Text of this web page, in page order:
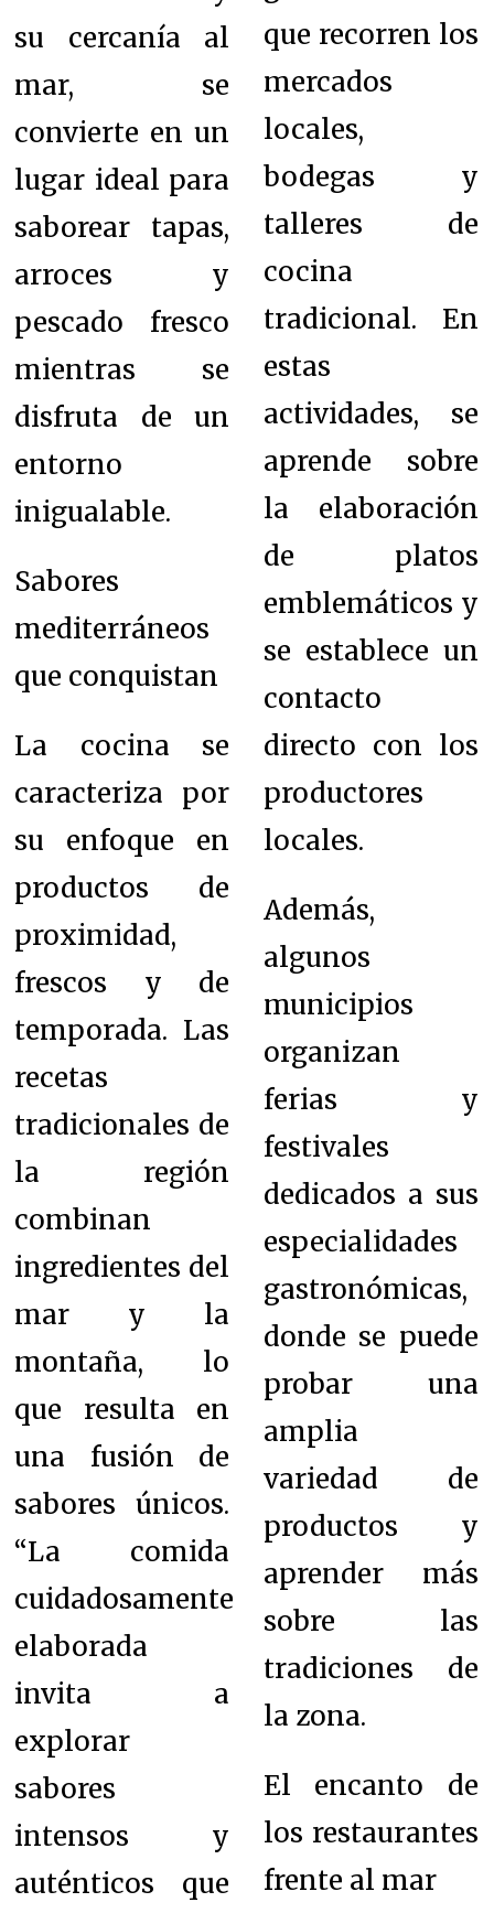
su cercanía al
mar, se
convierte en un
lugar ideal para
saborear tapas,
arroces y
pescado fresco
mientras se
disfruta de un
entorno
inigualable.
Sabores
mediterráneos
que conquistan
La cocina se
caracteriza por
su enfoque en
productos de
proximidad,
frescos y de
temporada. Las
recetas
tradicionales de
la región
combinan
ingredientes del
mar y la
montaña, lo
que resulta en
una fusión de
sabores únicos.
“La comida
cuidadosamente
elaborada
invita a
explorar
sabores
intensos y
auténticos que
que recorren los
mercados
locales,
bodegas y
talleres de
cocina
tradicional. En
estas
actividades, se
aprende sobre
la elaboración
de platos
emblemáticos y
se establece un
contacto
directo con los
productores
locales.
Además,
algunos
municipios
organizan
ferias y
festivales
dedicados a sus
especialidades
gastronómicas,
donde se puede
probar una
amplia
variedad de
productos y
aprender más
sobre las
tradiciones de
la zona.
El encanto de
los restaurantes
frente al mar